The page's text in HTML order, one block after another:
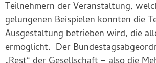
Teilnehmern der Veranstaltung,
gelungenen Beispielen konnten die
Ausgestaltung betrieben wird, die
ermöglicht. Der